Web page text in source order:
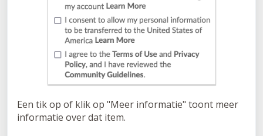
Een tik op of klik op "Meer informatie" toont meer
informatie over dat item.